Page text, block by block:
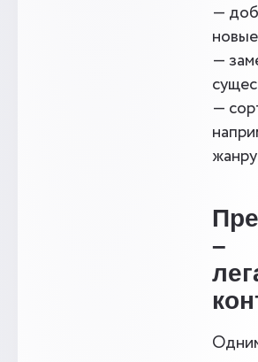
—
—
—
–